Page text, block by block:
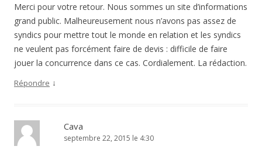
Merci pour votre retour. Nous sommes un site d’informations
grand public. Malheureusement nous n’avons pas assez de
syndics pour mettre tout le monde en relation et les syndics
ne veulent pas forcément faire de devis : difficile de faire
jouer la concurrence dans ce cas. Cordialement. La rédaction.
Répondre ↓
Cava
septembre 22, 2015 le 4:30